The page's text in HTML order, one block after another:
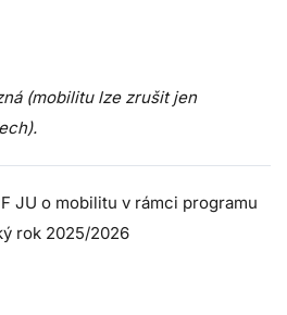
(mobilitu lze zrušit jen
JU o mobilitu v rámci programu
rok 2025/2026